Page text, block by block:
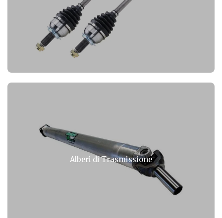
Alberi di Trasmissione